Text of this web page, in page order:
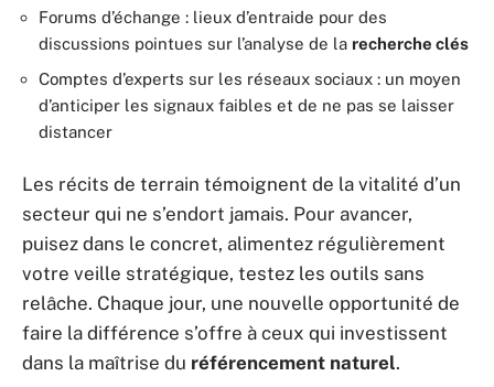
Forums d’échange : lieux d’entraide pour des
discussions pointues sur l’analyse de la recherche clés
Comptes d’experts sur les réseaux sociaux : un moyen
d’anticiper les signaux faibles et de ne pas se laisser
distancer
Les récits de terrain témoignent de la vitalité d’un
secteur qui ne s’endort jamais. Pour avancer,
puisez dans le concret, alimentez régulièrement
votre veille stratégique, testez les outils sans
relâche. Chaque jour, une nouvelle opportunité de
faire la différence s’offre à ceux qui investissent
dans la maîtrise du référencement naturel.